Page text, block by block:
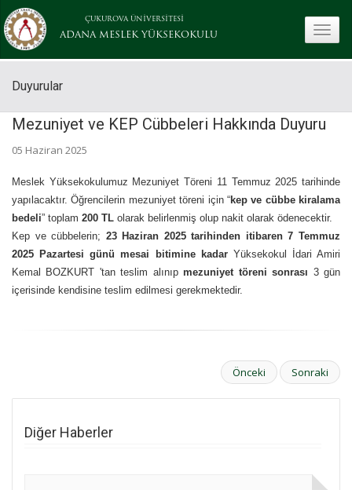
ÇUKUROVA ÜNİVERSİTESİ
ADANA MESLEK YÜKSEKOKULU
Duyurular
Mezuniyet ve KEP Cübbeleri Hakkında Duyuru
05 Haziran 2025
Meslek Yüksekokulumuz Mezuniyet Töreni 11 Temmuz 2025 tarihinde
yapılacaktır. Öğrencilerin mezuniyet töreni için “kep ve cübbe kiralama
bedeli” toplam 200 TL olarak belirlenmiş olup nakit olarak ödenecektir.
Kep ve cübbelerin; 23 Haziran 2025 tarihinden itibaren 7 Temmuz
2025 Pazartesi günü mesai bitimine kadarYüksekokul İdari Amiri
Kemal BOZKURT 'tan teslim alınıpmezuniyet töreni sonrası 3 gün
içerisinde kendisine teslim edilmesi gerekmektedir.
Önceki Sonraki
Diğer Haberler